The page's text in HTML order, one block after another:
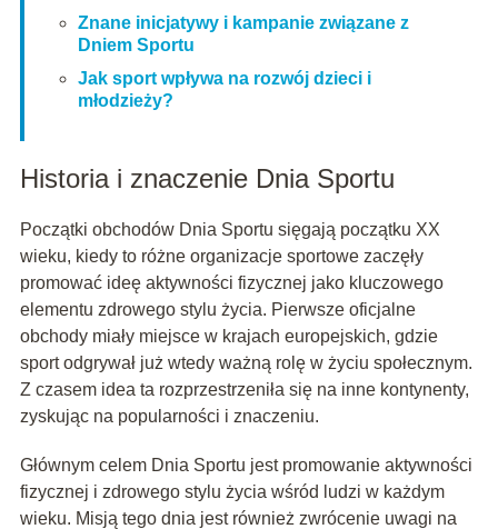
Znane inicjatywy i kampanie związane z
Dniem Sportu
Jak sport wpływa na rozwój dzieci i
młodzieży?
Historia i znaczenie Dnia Sportu
Początki obchodów Dnia Sportu sięgają początku XX
wieku, kiedy to różne organizacje sportowe zaczęły
promować ideę aktywności fizycznej jako kluczowego
elementu zdrowego stylu życia. Pierwsze oficjalne
obchody miały miejsce w krajach europejskich, gdzie
sport odgrywał już wtedy ważną rolę w życiu społecznym.
Z czasem idea ta rozprzestrzeniła się na inne kontynenty,
zyskując na popularności i znaczeniu.
Głównym celem Dnia Sportu jest promowanie aktywności
fizycznej i zdrowego stylu życia wśród ludzi w każdym
wieku. Misją tego dnia jest również zwrócenie uwagi na